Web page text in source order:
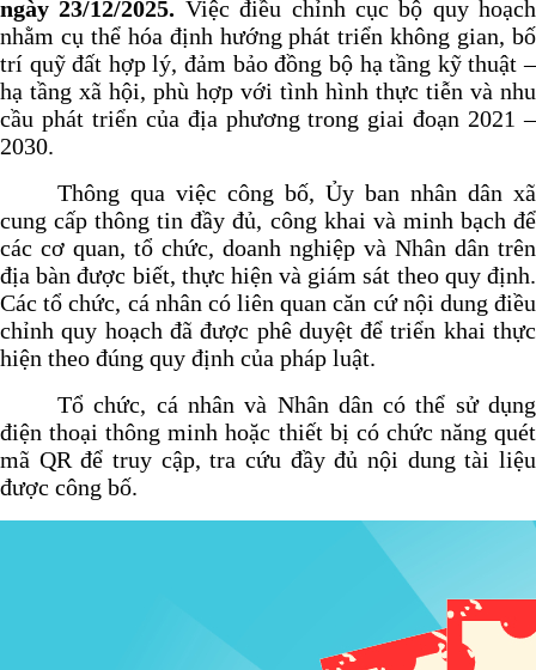
ngày 23/12/2025. Việc điều chỉnh cục bộ quy hoạch
nhằm cụ thể hóa định hướng phát triển không gian, bố
trí quỹ đất hợp lý, đảm bảo đồng bộ hạ tầng kỹ thuật –
hạ tầng xã hội, phù hợp với tình hình thực tiễn và nhu
cầu phát triển của địa phương trong giai đoạn 2021 –
2030.
Thông qua việc công bố, Ủy ban nhân dân xã
cung cấp thông tin đầy đủ, công khai và minh bạch để
các cơ quan, tổ chức, doanh nghiệp và Nhân dân trên
địa bàn được biết, thực hiện và giám sát theo quy định.
Các tổ chức, cá nhân có liên quan căn cứ nội dung điều
chỉnh quy hoạch đã được phê duyệt để triển khai thực
hiện theo đúng quy định của pháp luật.
Tổ chức, cá nhân và Nhân dân có thể sử dụng
điện thoại thông minh hoặc thiết bị có chức năng quét
mã QR để truy cập, tra cứu đầy đủ nội dung tài liệu
được công bố.